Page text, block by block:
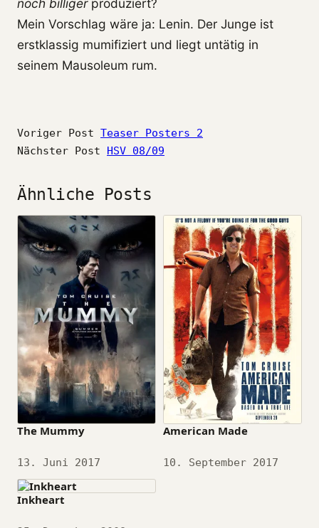
noch billigerproduziert?
Mein Vorschlag wäre ja: Lenin. Der Junge ist
erstklassig mumifiziert und liegt untätig in
seinem Mausoleum rum.
Voriger Post Teaser Posters 2
Nächster Post
HSV 08/09
Ähnliche Posts
The Mummy
Datum
13. Juni 2017
American Made
Datum
10. September 2017
Inkheart